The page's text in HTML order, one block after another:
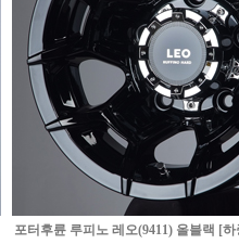
포터후륜 루피노 레오(9411) 올블랙 [